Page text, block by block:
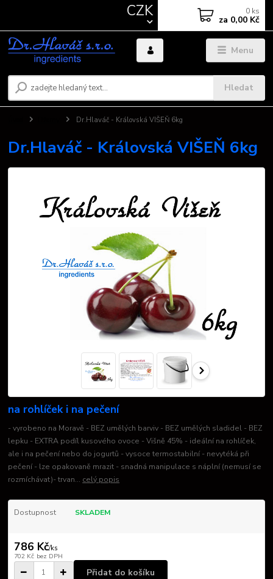
Menu
CZK
Hledat
0 ks
za 0,00 Kč
Dr.Hlaváč - Královská VIŠEŇ 6kg
Dr.Hlaváč - Královská VIŠEŇ 6kg
na rohlíček i na pečení
- vyrobeno na Moravě - BEZ umělých barviv - BEZ umělých sladidel - BEZ
lepku - EXTRA podíl kusového ovoce - Višně 45% - ideální na rohlíček,
ale i na pečení nebo do jogurtů - vysoce termostabilní - nevytéká při
pečení - lze opakovaně mrazit - snadná manipulace s náplní (nemusí se
rozmíchávat)- trvan... celý popis
Dostupnost SKLADEM
786 Kč/ks
702 Kč bez DPH
Přidat do košíku